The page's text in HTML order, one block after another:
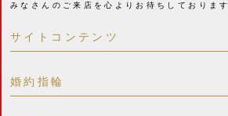
みなさんのご来店を心よりお待ちしております
サイトコンテンツ
婚約指輪